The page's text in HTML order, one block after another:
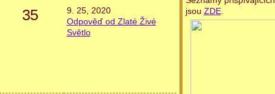
35
9. 25, 2020
Odpověď od Zlaté Živé
Světlo
jsou ZDE.